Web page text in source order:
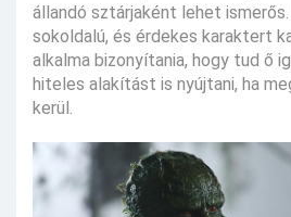
állandó sztárjaként lehet
sokoldalú, és érdekes karaktert
alkalma bizonyítania, hogy tud ő
hiteles alakítást is nyújtani, ha
kerül.